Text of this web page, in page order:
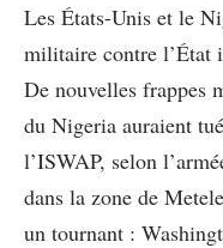
Les États-Unis et le
militaire contre l’État
De nouvelles frappes
du Nigeria auraient
l’ISWAP, selon
dans la zone de
un tournant :